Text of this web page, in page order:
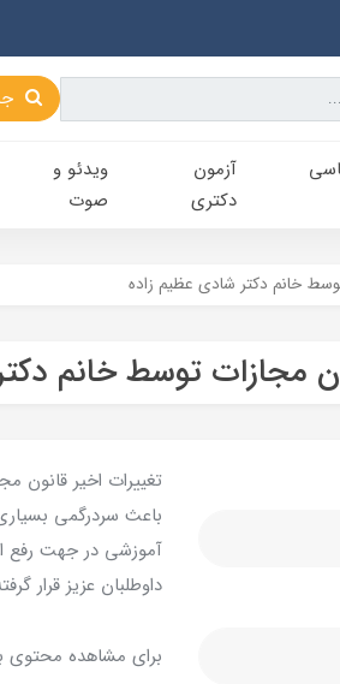
جستجو
آزمون
دکتری
ویدئو و
صوت
خانم دکتر شادی عظیم زاده
مجازات توسط خانم
تغییرات اخیر قانون
باعث سردرگمی
آموزشی در جهت رفع
داوطلبان عزیز قرار
برای مشاهده